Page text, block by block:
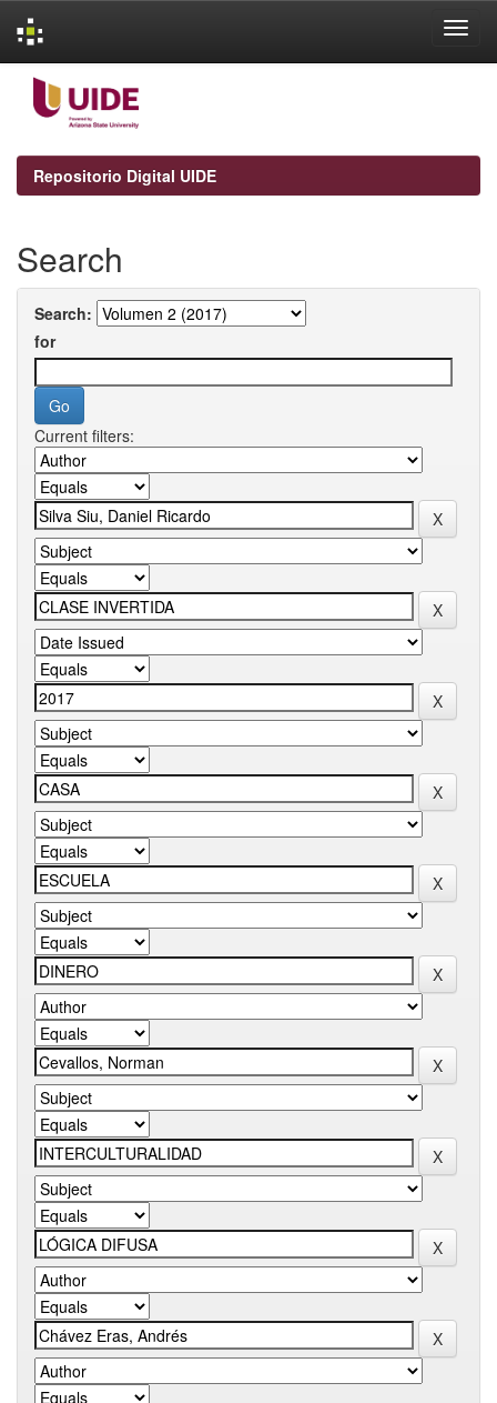
navigation
Repositorio Digital UIDE
Search
Search:
for
Current filters: